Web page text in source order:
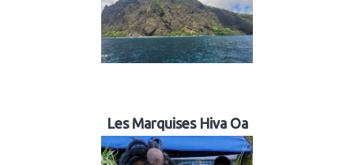
Les Marquises Hiva Oa